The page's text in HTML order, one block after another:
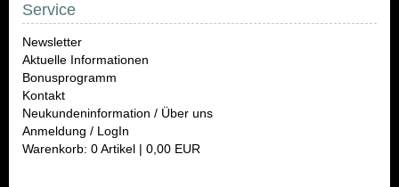
Service
Newsletter
Aktuelle Informationen
Bonusprogramm
Kontakt
Neukundeninformation / Über uns
Anmeldung / LogIn
Warenkorb: 0 Artikel | 0,00 EUR